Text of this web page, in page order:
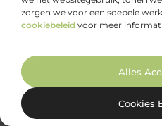
zorgen we voor een soepele
cookiebeleid voor meer
Alles
Cookies
steeds meer aandacht van
investeerders. Maar waarom